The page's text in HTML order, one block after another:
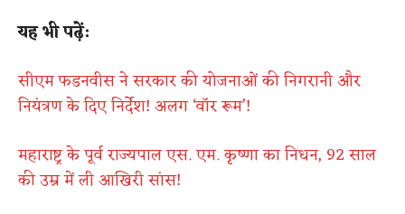
यह भी पढ़ें:
सीएम फडनवीस ने सरकार की योजनाओं की निगरानी और
नियंत्रण के दिए निर्देश! अलग ‘वॉर रूम’!
महाराष्ट्र के पूर्व राज्यपाल एस. एम. कृष्णा का निधन, 92 साल
की उम्र में ली आखिरी सांस!